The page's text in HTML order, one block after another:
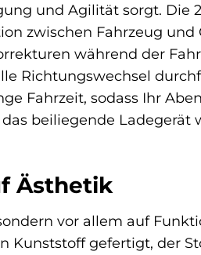
und Agilität sorgt. Die
zwischen Fahrzeug und
während der
Richtungswechsel
Fahrzeit, sodass Ihr
beiliegende Ladegerät
Ästhetik
vor allem auf
Kunststoff gefertigt, der